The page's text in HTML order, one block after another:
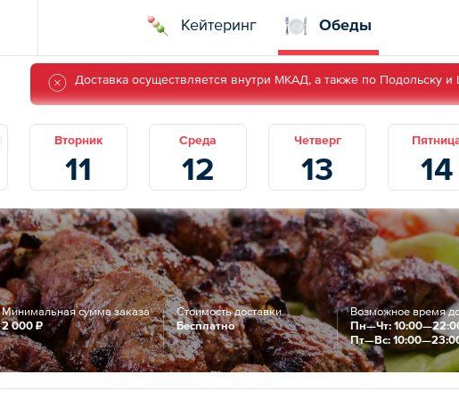
Кейтеринг Обеды
Доставка осуществляется внутри МКАД, а также по Подольску
Вторник
11
Среда
12
Четверг
13 14
Минимальная сумма заказа
2 000 ₽
Стоимость доставки
Бесплатно
Возможное время
Пн—Чт:
Пт—Вс: